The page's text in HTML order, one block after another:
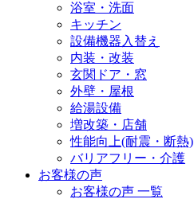
浴室・洗面
キッチン
設備機器入替え
内装・改装
玄関ドア・窓
外壁・屋根
給湯設備
増改築・店舗
性能向上(耐震・断熱)
バリアフリー・介護
お客様の声
お客様の声 一覧